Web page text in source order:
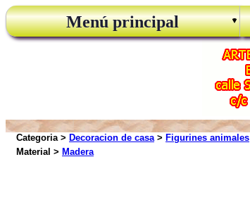
Menú principal
Categoria > Decoracion de casa> Figurines animales
Material > Madera